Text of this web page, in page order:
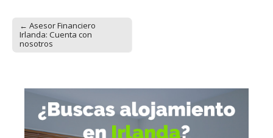
Post navigation
← Asesor Financiero
Irlanda: Cuenta con
nosotros